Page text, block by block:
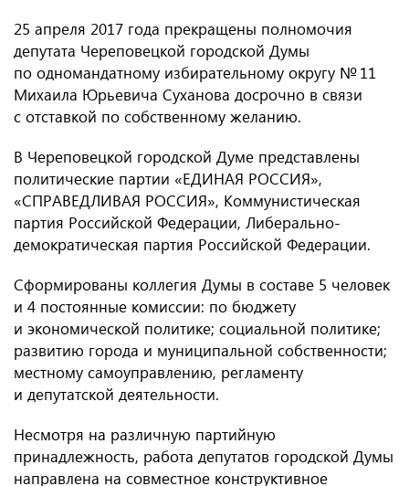
25 апреля 2017 года прекращены полномочия
депутата Череповецкой городской Думы
по одномандатному избирательному округу № 11
Михаила Юрьевича Суханова досрочно в связи
с отставкой по собственному желанию.
В Череповецкой городской Думе представлены
политические партии «ЕДИНАЯ РОССИЯ»,
«СПРАВЕДЛИВАЯ РОССИЯ», Коммунистическая
партия Российской Федерации, Либерально-
демократическая партия Российской Федерации.
Сформированы коллегия Думы в составе 5 человек
и 4 постоянные комиссии: по бюджету
и экономической политике; социальной политике;
развитию города и муниципальной собственности;
местному самоуправлению, регламенту
и депутатской деятельности.
Несмотря на различную партийную
принадлежность, работа депутатов городской Думы
направлена на совместное конструктивное